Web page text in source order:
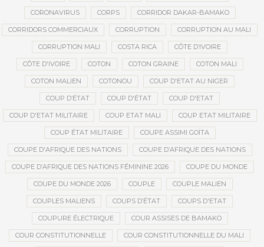
CORONAVIRUS CORPS CORRIDOR DAKAR-BAMAKO
CORRIDORS COMMERCIAUX CORRUPTION CORRUPTION AU MALI
CORRUPTION MALI COSTA RICA CÔTE D’IVOIRE
CÔTE D'IVOIRE COTON COTON GRAINE COTON MALI
COTON MALIEN COTONOU COUP D'ETAT AU NIGER
COUP D’ÉTAT COUP D'ÉTAT COUP D'ETAT
COUP D'ETAT MILITAIRE COUP ETAT MALI COUP ETAT MILITAIRE
COUP ÉTAT MILITAIRE COUPE ASSIMI GOÏTA
COUPE D'AFRIQUE DES NATIONS COUPE D’AFRIQUE DES NATIONS
COUPE D’AFRIQUE DES NATIONS FÉMININE 2026 COUPE DU MONDE
COUPE DU MONDE 2026 COUPLE COUPLE MALIEN
COUPLES MALIENS COUPS D’ÉTAT COUPS D'ETAT
COUPURE ÉLECTRIQUE COUR ASSISES DE BAMAKO
COUR CONSTITUTIONNELLE COUR CONSTITUTIONNELLE DU MALI